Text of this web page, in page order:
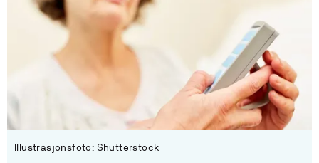
Illustrasjonsfoto: Shutterstock